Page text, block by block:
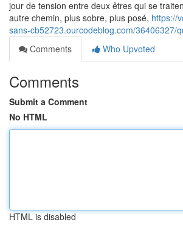
jour de tension entre deux êtres qui se
autre chemin, plus sobre, plus posé, https://
sans-cb52723.ourcodeblog.com/36406327/
Comments
Who Upvoted
Comments
Submit a Comment
No HTML
HTML is disabled